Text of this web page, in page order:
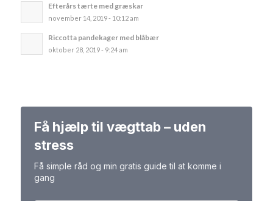
Efterårs tærte med græskar
november 14, 2019 - 10:12 am
Riccotta pandekager med blåbær
oktober 28, 2019 - 9:24 am
Få hjælp til vægttab – uden
stress
Få simple råd og min gratis guide til at komme i
gang